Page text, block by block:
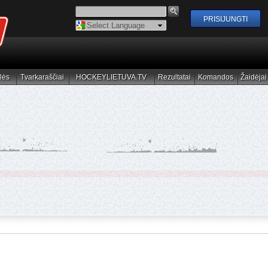
Powered by
Tvarkaraščiai
Tvarkaraščiai HOCKEYLIETUVA.TV
HOCKEYLIETUVA.TV Rezultatai
Rezultatai Komandos
Komandos Žaidėjai
Žaidėjai